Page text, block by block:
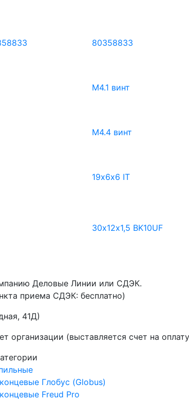
80358833
М4.1 винт
М4.4 винт
19х6х6 IT
30х12х1,5 BK10UF
Деловые Линии или СДЭК.
приема СДЭК: бесплатно)
41Д)
организации (выставляется счет на
Глобус (Globus)
Freud Pro